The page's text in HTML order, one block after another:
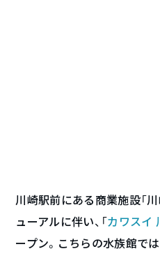
川崎駅前にある商業施設「
ューアルに伴い、「カワスイ
ープン。こちらの水族館では